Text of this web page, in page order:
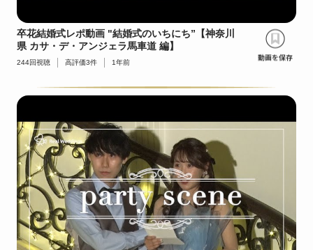
卒花結婚式レポ動画 "結婚式のいちにち”【神奈川
県 カサ・デ・アンジェラ馬車道 編】
244回視聴 高評価3件 1年前